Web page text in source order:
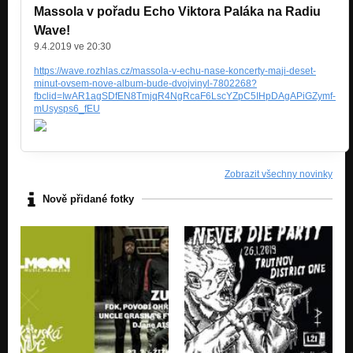
04 - 02:16
Neanderthal Jazz
05 - 03:21
Neanderthal Jazz
06 - 01:17
Neanderthal Jazz
07 - 00:43
08 - 02:13
Neanderthal Jazz
11 - 05:34
Neanderthal Jazz
Massola v pořadu Echo Viktora Paláka na Radiu
Wave!
9.4.2019 ve 20:30
https://wave.rozhlas.cz/massola-v-echu-nase-koncerty-maji-deset-
minut-ovsem-nove-album-bude-dvojvinyl-7802268?
fbclid=IwAR1agSDfEN8TmjqR4NgRcaF6LscYZpC5IHpDAgAPiGZymf-
mUsysps6_fEU
Zobrazit všechny novinky
Nově přidané fotky